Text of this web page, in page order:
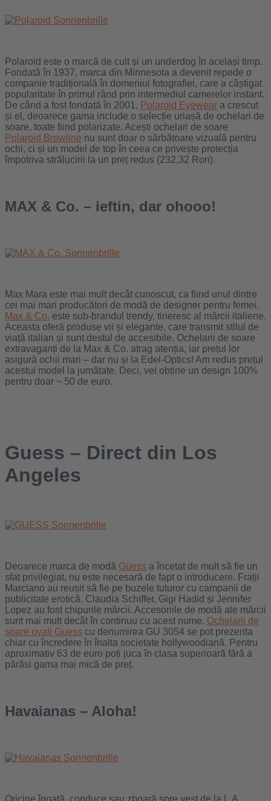
Polaroid este o marcă de cult și un underdog în același timp.
Fondată în 1937, marca din Minnesota a devenit repede o
companie tradițională în domeniul fotografiei, care a câștigat
popularitate în primul rând prin intermediul camerelor instant.
De când a fost fondată în 2001, Polaroid Eyewear a crescut
și el, deoarece gama include o selecție uriașă de ochelari de
soare, toate fiind polarizate. Acești ochelari de soare
Polaroid Browline nu sunt doar o sărbătoare vizuală pentru
ochi, ci și un model de top în ceea ce privește protecția
împotriva strălucirii la un preț redus (232,32 Ron).
MAX & Co. – ieftin, dar ohooo!
Max Mara este mai mult decât cunoscut, ca fiind unul dintre
cei mai mari producători de modă de designer pentru femei.
Max & Co. este sub-brandul trendy, tineresc al mărcii italiene.
Aceasta oferă produse vii și elegante, care transmit stilul de
viață italian și sunt destul de accesibile. Ochelarii de soare
extravaganți de la Max & Co. atrag atenția, iar prețul lor
asigură ochii mari – dar nu și la Edel-Optics! Am redus prețul
acestui model la jumătate. Deci, vei obține un design 100%
pentru doar ~ 50 de euro.
Guess – Direct din Los
Angeles
Deoarece marca de modă Guess a încetat de mult să fie un
sfat privilegiat, nu este necesară de fapt o introducere. Frații
Marciano au reușit să fie pe buzele tuturor cu campanii de
publicitate erotică. Claudia Schiffer, Gigi Hadid și Jennifer
Lopez au fost chipurile mărcii. Accesoriile de modă ale mărcii
sunt mai mult decât în ​​continuu cu acest nume. Ochelarii de
soare ovali Guess cu denumirea GU 3054 se pot prezenta
chiar cu încredere în înalta societate hollywoodiană. Pentru
aproximativ 63 de euro poți juca în clasa superioară fără a
părăsi gama mai mică de preț.
Havaianas – Aloha!
Oricine înoată, conduce sau zboară spre vest de la L.A.,